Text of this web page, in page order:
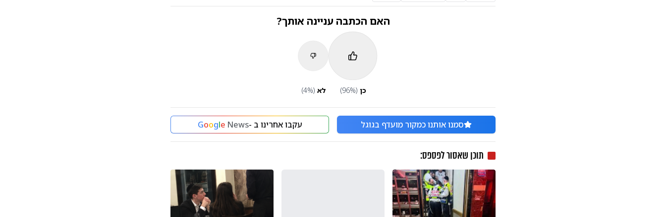
האם הכתבה עניינה אותך?
כן (
96%) לא (
4%)
סמנו אותנו כמקור מועדף בגוגל עקבו אחרינו ב - Google News
תוכן שאסור לפספס: